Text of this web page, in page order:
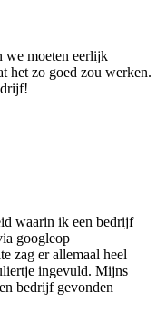
we moeten eerlijk
het zo goed zou werken.
waarin ik een bedrijf
googleop
zag er allemaal heel
ingevuld. Mijns
bedrijf gevonden